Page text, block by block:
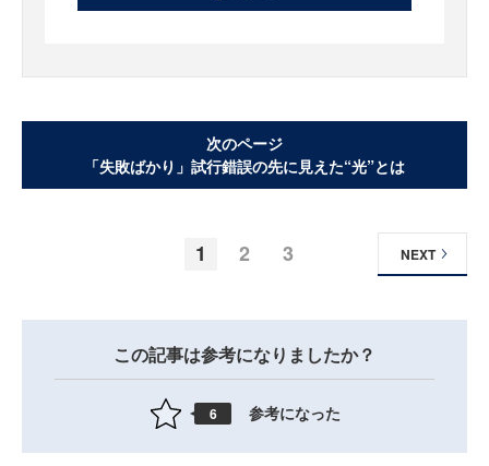
次のページ
「失敗ばかり」試行錯誤の先に見えた“光”とは
1 2 3 NEXT
この記事は参考になりましたか？
6 参考になった